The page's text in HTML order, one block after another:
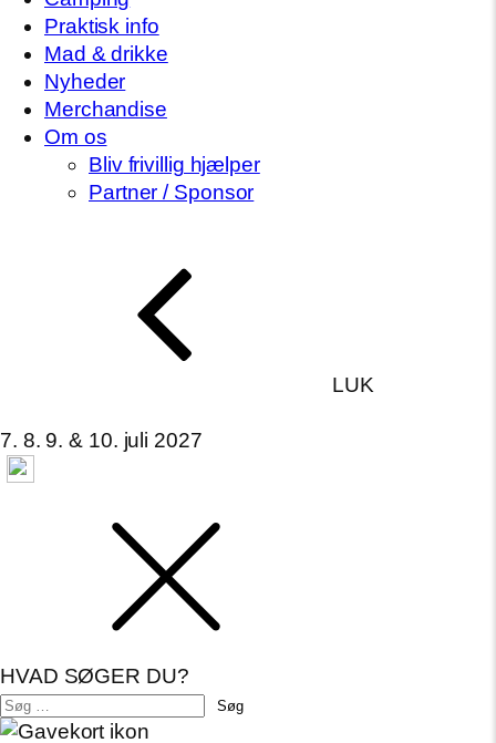
Praktisk info
Mad & drikke
Nyheder
Merchandise
Om os
Bliv frivillig hjælper
Partner / Sponsor
LUK
7. 8. 9. & 10. juli 2027
HVAD SØGER DU?
Søg
efter: